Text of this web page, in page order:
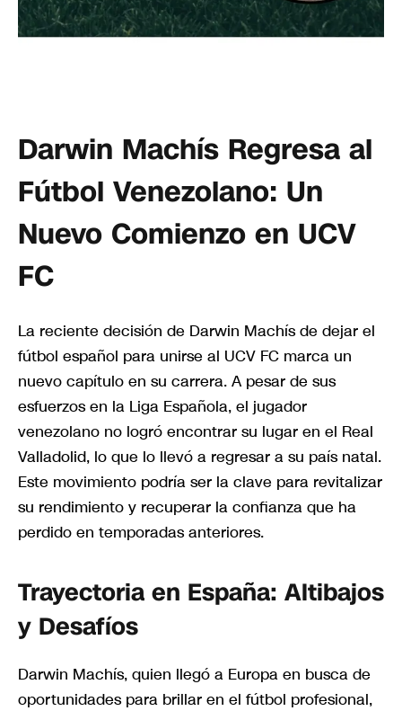
Darwin Machís Regresa al
Fútbol Venezolano: Un
Nuevo Comienzo en UCV
FC
La reciente decisión de Darwin Machís de dejar el
fútbol español para unirse al UCV FC marca un
nuevo capítulo en su carrera. A pesar de sus
esfuerzos en la Liga Española, el jugador
venezolano no logró encontrar su lugar en el Real
Valladolid, lo que lo llevó a regresar a su país natal.
Este movimiento podría ser la clave para revitalizar
su rendimiento y recuperar la confianza que ha
perdido en temporadas anteriores.
Trayectoria en España: Altibajos
y Desafíos
Darwin Machís, quien llegó a Europa en busca de
oportunidades para brillar en el fútbol profesional,